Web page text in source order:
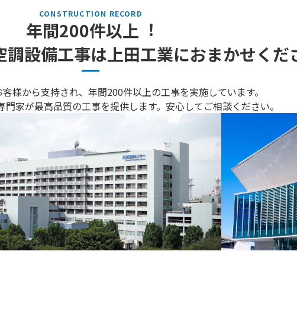
年間200件以上︕
調設備⼯事は上⽥⼯業におまかせくだ
様から⽀持され、年間200件以上の⼯事を実施しています。
家が最⾼品質の⼯事を提供します。安⼼してご相談ください。